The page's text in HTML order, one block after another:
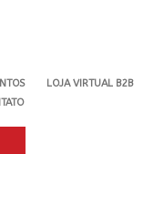
LOJA VIRTUAL B2B